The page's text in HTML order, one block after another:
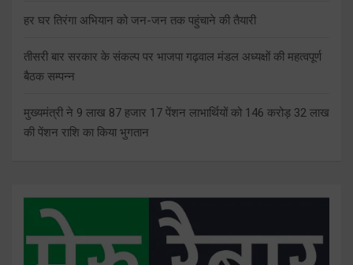
हर घर तिरंगा अभियान को जन-जन तक पहुंचाने की तैयारी
तीसरी बार सरकार के संकल्प पर भाजपा गढ़वाल मंडल अध्यक्षों की महत्वपूर्ण
बैठक सम्पन्न
मुख्यमंत्री ने 9 लाख 87 हजार 17 पेंशन लाभार्थियों को 146 करोड़ 32 लाख
की पेंशन राशि का किया भुगतान